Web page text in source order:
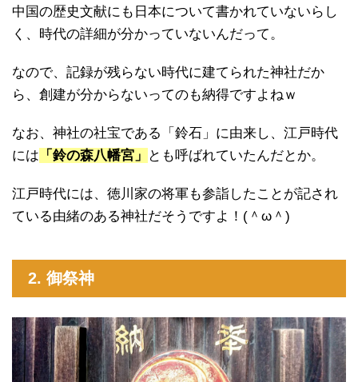
中国の歴史文献にも日本について書かれていないらし
く、時代の詳細が分かっていないんだって。
なので、記録が残らない時代に建てられた神社だか
ら、創建が分からないってのも納得ですよねｗ
なお、神社の社宝である「鈴石」に由来し、江戸時代
には 「鈴の森八幡宮」 とも呼ばれていたんだとか。
江戸時代には、徳川家の将軍も参詣したことが記され
ている由緒のある神社だそうですよ！(＾ω＾)
2. 御祭神